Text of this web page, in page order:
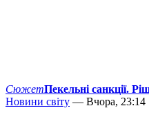
СюжетПекельні санкції.
Новини світу — Вчора, 23:14